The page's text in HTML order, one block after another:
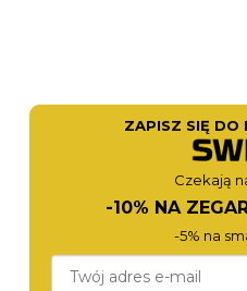
MICHAEL KORS
MK4862
1 170,-
ZAPISZ SIĘ DO
Czekają
-10% NA
-5% na